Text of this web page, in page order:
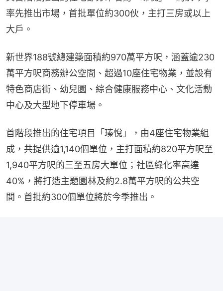
率先推出市場，首批單位約300伙，主打三房或以上
大戶。
新世界188號總建築面積約970萬平方呎，涵蓋逾230
萬平方呎商務辦公空間、超過10座住宅物業，並設有
特色商店街、幼兒園、綜合健康服務中心、文化活動
中心及大型地下停車場。
首階段推出的住宅項目「瑧悅」，由4座住宅物業組
成，共提供逾1,140個單位，主打面積約820平方呎至
1,940平方呎的三至五房大單位；社區綠化率高達
40%，將打造主題園林及約2.8萬平方呎的公共空
間。首批約300個單位將於今季推出。